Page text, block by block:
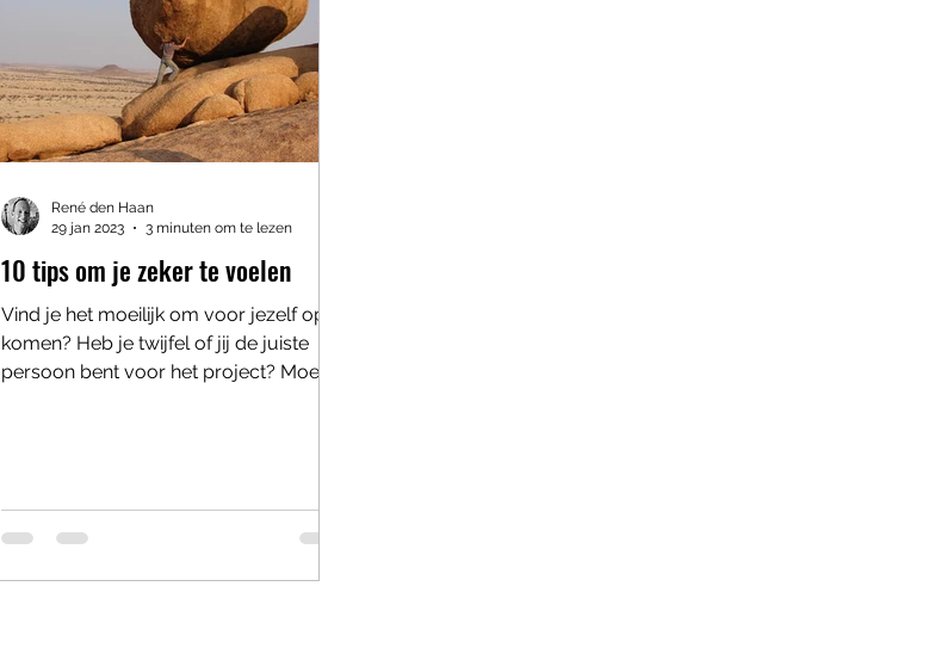
10 tips om je zeker te voelen
Vind je het moeilijk om voor jezelf op te
komen? Heb je twijfel of jij de juiste
persoon bent voor het project? Moeite
René den Haan
29 jan 2023
3 minuten om te lezen